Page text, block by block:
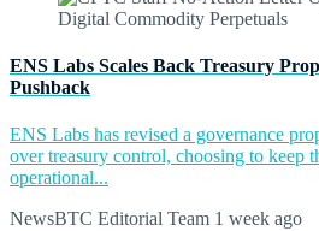
ENS Labs Scales Back Treasury
Pushback
ENS Labs has revised a governance
over treasury control, choosing to keep
operational...
NewsBTC Editorial Team 1 week ago